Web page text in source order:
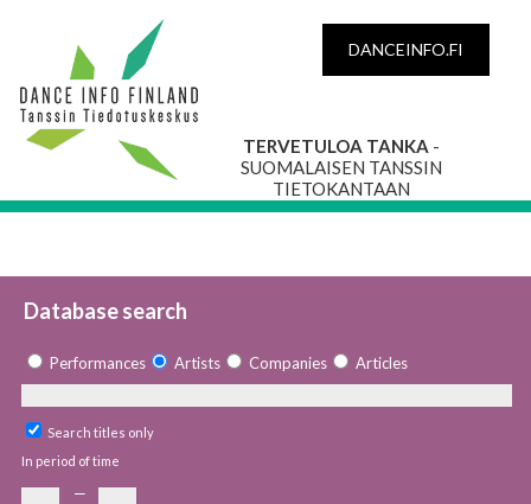
DANCEINFO.FI
TERVETULOA TANKA -
SUOMALAISEN TANSSIN
TIETOKANTAAN
Database search
Performances Artists Companies Articles
Search titles only
In period of time
—